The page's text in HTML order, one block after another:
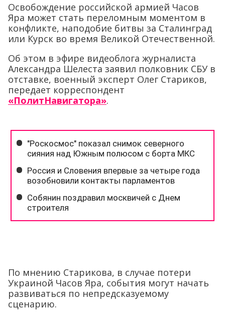
Освобождение российской армией Часов
Яра может стать переломным моментом в
конфликте, наподобие битвы за Сталинград
или Курск во время Великой Отечественной.
Об этом в эфире видеоблога журналиста
Александра Шелеста заявил полковник СБУ в
отставке, военный эксперт Олег Стариков,
передает корреспондент
«ПолитНавигатора».
По мнению Старикова, в случае потери
Украиной Часов Яра, события могут начать
развиваться по непредсказуемому
сценарию.